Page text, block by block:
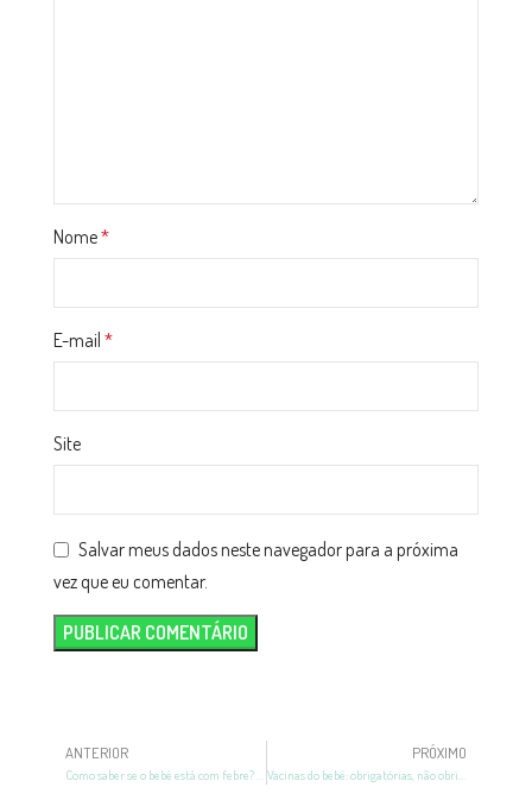
Nome*
E-mail *
Site
Salvar meus dados neste navegador para a próxima
vez que eu comentar.
ANTERIOR PRÓXIMO